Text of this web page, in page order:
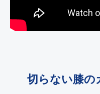
切らない膝の